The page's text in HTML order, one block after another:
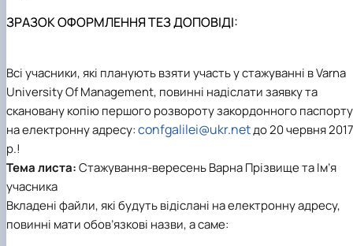
ЗРАЗОК ОФОРМЛЕННЯ ТЕЗ ДОПОВІДІ:
Всі учасники, які планують взяти участь у стажуванні в Varna
University Оf Management, повинні надіслати заявку та
скановану копію першого розвороту закордонного паспорту
на електронну адресу:confgalilei@ukr.netдо 20 червня 2017
р.!
Тема листа:Стажування-вересень Варна Прізвище та Ім’я
учасника
Вкладені файли, які будуть відіслані на електронну адресу,
повинні мати обов’язкові назви, а саме: